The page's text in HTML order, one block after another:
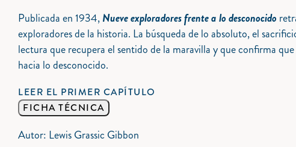
Publicada en 1934,Nueve exploradores frente a lo desconocido
exploradores de la historia. La búsqueda de lo absoluto, el
lectura que recupera el sentido de la maravilla y que confirma
hacia lo desconocido.
LEER EL PRIMER CAPÍTULO
FICHA TÉCNICA
Autor: Lewis Grassic Gibbon